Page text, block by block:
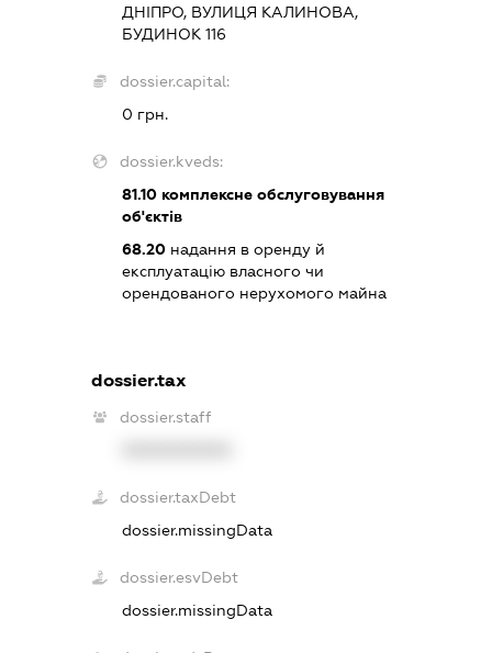
ДНІПРО, ВУЛИЦЯ КАЛИНОВА,
БУДИНОК 116
dossier.capital:
0 грн.
dossier.kveds:
81.10комплексне обслуговування
об'єктів
68.20надання в оренду й
експлуатацію власного чи
орендованого нерухомого майна
dossier.tax
dossier.staff
dossier.taxDebt
dossier.missingData
dossier.esvDebt
dossier.missingData